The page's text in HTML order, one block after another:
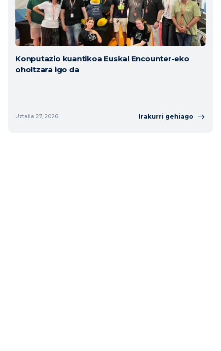
Konputazio kuantikoa Euskal Encounter-eko
oholtzara igo da
Uztaila 27, 2026 Irakurri gehiago